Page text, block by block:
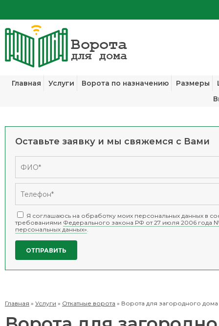
Главная Услуги Ворота по назначению Размеры
Оставьте заявку и мы свяжемся с Вами
Я соглашаюсь на обработку моих персональных данных в
требованиями Федерального закона РФ от 27 июля 2006 года
персональных данных».
Главная » Услуги » Откатные ворота » Ворота для загородного дома